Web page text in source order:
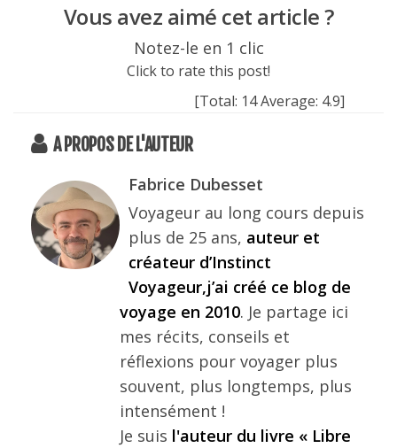
Vous avez aimé cet article ?
Notez-le en 1 clic
Click to rate this post!
[Total: 14Average: 4.9]
A PROPOS DE L'AUTEUR
Fabrice Dubesset
Voyageur au long cours depuis
plus de 25 ans, auteur et
créateur d’Instinct
Voyageur,j’ai créé ce blog de
voyage en 2010. Je partage ici
mes récits, conseils et
réflexions pour voyager plus
souvent, plus longtemps, plus
intensément !
Je suis l'auteur du livre « Libre